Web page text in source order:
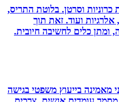
וסרטן. בלוטת התריס,
ועוד. זאת תוך
כלים לחשיבה חיובית.
בייעוץ משפטי בגישה